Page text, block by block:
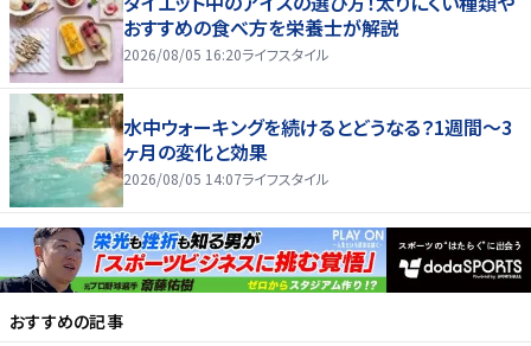
おすすめの食べ方を栄養士が解説
2026/08/05 16:20ライフスタイル
水中ウォーキングを続けるとどうなる？1週間～3
ヶ月の変化と効果
2026/08/05 14:07ライフスタイル
おすすめの記事